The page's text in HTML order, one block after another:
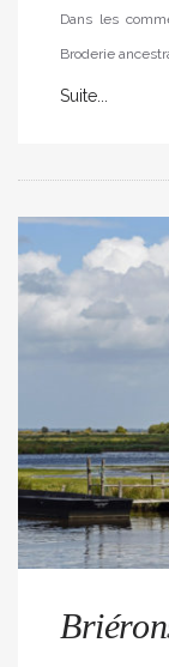
Dans les
Broderie
Suite...